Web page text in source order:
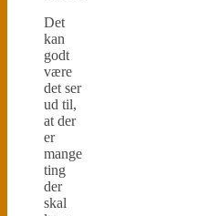
Det
kan
godt
være
det ser
ud til,
at der
er
mange
ting
der
skal